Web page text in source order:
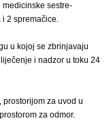
sestre-
i 2 spremačice.
u kojoj se zbrinjavaju
i nadzor u toku 24
za uvod u
za odmor.